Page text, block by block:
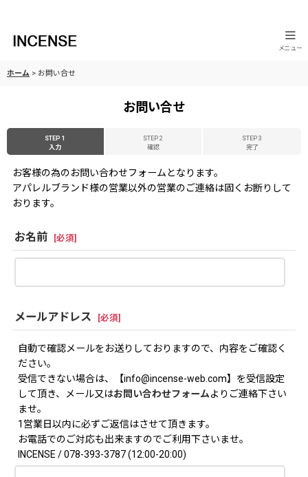
メニュー
ホーム > お問い合せ
お問い合せ
STEP 1
入力
STEP 2
確認
STEP 3
完了
お客様の為のお問い合わせフォームとなります。
アパレルブランド様の営業以外の営業のご連絡は固くお断りして
おります。
お名前 [必須]
メールアドレス [必須]
自動で確認メールをお送りしておりますので、内容をご確認く
ださい。
受信できない場合は、【info@incense-web.com】を受信設定
して頂き、メール又はお問い合わせフォームよりご連絡下さい
ませ。
1営業日以内に必ずご返信はさせて頂きます。
お電話でのご対応も出来ますのでご利用下さいませ。
INCENSE / 078-393-3787 (12:00-20:00)